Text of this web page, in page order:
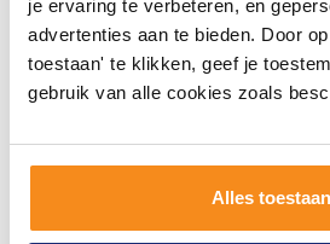
je ervaring te verbeteren, en
advertenties aan te bieden. Door
toestaan' te klikken, geef je
gebruik van alle cookies zoals
Alles toestaan